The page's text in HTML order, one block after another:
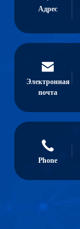
Адрес
Электронная
почта
Phone